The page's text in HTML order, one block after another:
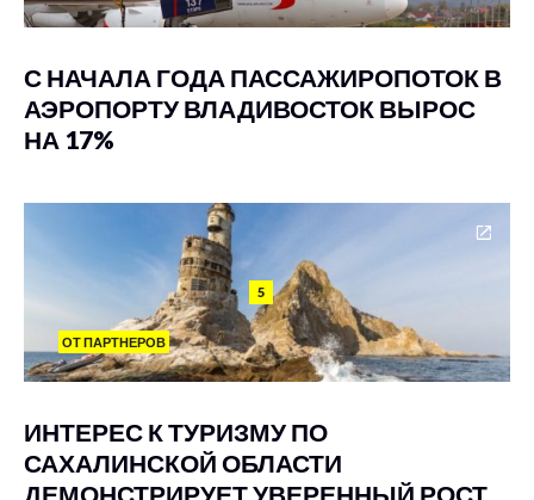
С НАЧАЛА ГОДА ПАССАЖИРОПОТОК В
АЭРОПОРТУ ВЛАДИВОСТОК ВЫРОС
НА 17%
5
ОТ ПАРТНЕРОВ
ИНТЕРЕС К ТУРИЗМУ ПО
САХАЛИНСКОЙ ОБЛАСТИ
ДЕМОНСТРИРУЕТ УВЕРЕННЫЙ РОСТ